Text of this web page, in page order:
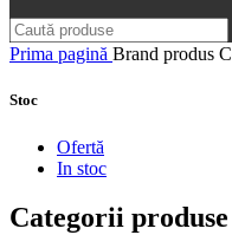
Prima pagină Brand produs
Stoc
Ofertă
In stoc
Categorii produse